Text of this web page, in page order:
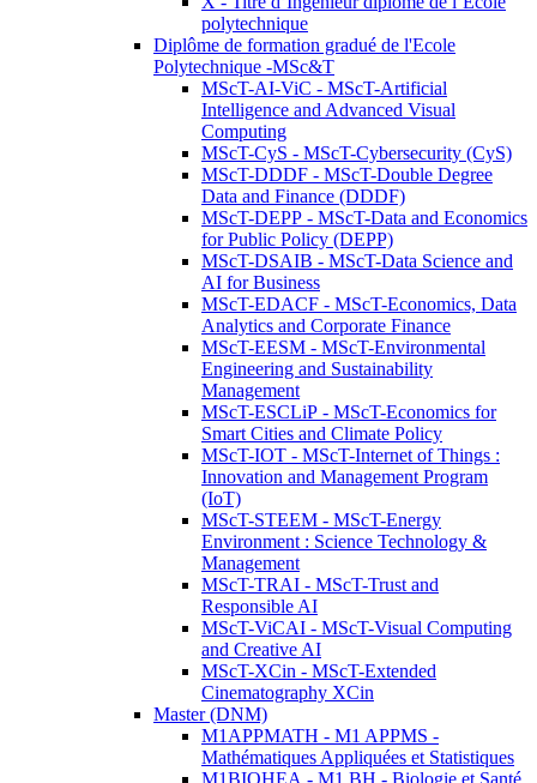
polytechnique
Diplôme de formation gradué de l'Ecole
Polytechnique -MSc&T
MScT-AI-ViC - MScT-Artificial
Intelligence and Advanced Visual
Computing
MScT-CyS - MScT-Cybersecurity (CyS)
MScT-DDDF - MScT-Double Degree
Data and Finance (DDDF)
MScT-DEPP - MScT-Data and Economics
for Public Policy (DEPP)
MScT-DSAIB - MScT-Data Science and
AI for Business
MScT-EDACF - MScT-Economics, Data
Analytics and Corporate Finance
MScT-EESM - MScT-Environmental
Engineering and Sustainability
Management
MScT-ESCLiP - MScT-Economics for
Smart Cities and Climate Policy
MScT-IOT - MScT-Internet of Things :
Innovation and Management Program
(IoT)
MScT-STEEM - MScT-Energy
Environment : Science Technology &
Management
MScT-TRAI - MScT-Trust and
Responsible AI
MScT-ViCAI - MScT-Visual Computing
and Creative AI
MScT-XCin - MScT-Extended
Cinematography XCin
Master (DNM)
M1APPMATH - M1 APPMS -
Mathématiques Appliquées et Statistiques
M1BIOHEA - M1 BH - Biologie et Santé